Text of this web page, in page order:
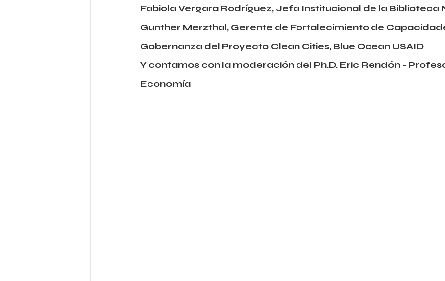
Fabiola Vergara Rodríguez, Jefa Institucional de la Biblioteca
Gunther Merzthal, Gerente de Fortalecimiento de
Gobernanza del Proyecto Clean Cities, Blue Ocean USAID
Y contamos con la moderación del Ph.D. Eric Rendón -
Economía